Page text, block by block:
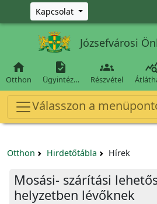
Ugrás a fő tartalomra
Kapcsolat
Józsefvárosi

Otthon

Ügyintéz…

Részvétel
Válasszon a
Otthon Hirdetőtábla Hírek
Mosási- szárítási
helyzetben lévőknek